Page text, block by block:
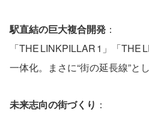
駅直結の巨大複合開発 ：
「THE LINKPILLAR 1」「
一体化。まさに“街の延長線”と
未来志向の街づくり ：